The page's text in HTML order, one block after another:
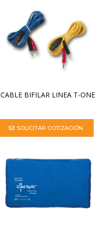
CABLE BIFILAR LINEA T-ONE
SOLICITAR COTIZACIÓN